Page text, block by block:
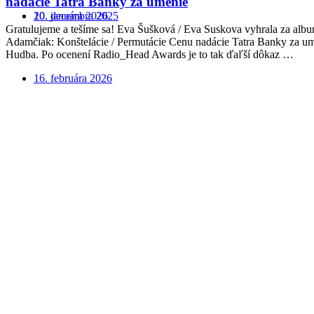
Gratulujeme a tešíme sa! Eva Šušková / Eva Suskova vyhrala za
Adamčiak: Konštelácie / Permutácie Cenu nadácie Tatra Banky za
Hudba. Po ocenení Radio_Head Awards je to tak ďaľší dôkaz …
16. februára 2026
20. januára 2026
10. decembra 2025